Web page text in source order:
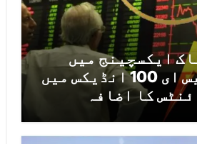
ایکسچینج میں
تیزی، کے ایس ای 100 انڈیکس میں